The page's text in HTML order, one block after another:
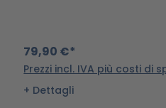
79,90 €*
Prezzi incl. IVA più costi di
Dettagli